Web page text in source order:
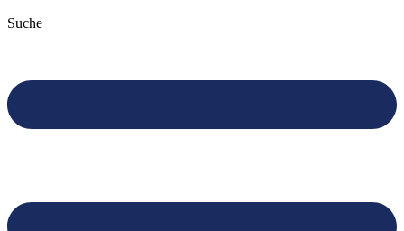
Suche